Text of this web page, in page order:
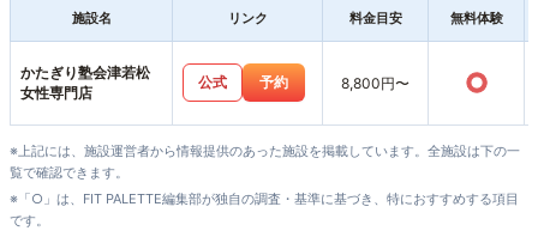
施設名 リンク 料金目安 無料体験
かたぎり塾会津若松
女性専門店
公式 予約 8,800円〜 ○
※上記には、施設運営者から情報提供のあった施設を掲載しています。全施設は下の一
覧で確認できます。
※「○」は、FIT PALETTE編集部が独自の調査・基準に基づき、特におすすめする項目
です。